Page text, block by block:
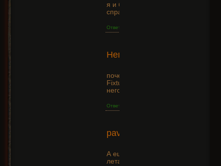
я и без скелетов
справляюсь!
Ответить
Негодующий
почему нет задания A
Fixture of Fate и наград за
него?
Ответить
pavlik
А еще черепа
летающие